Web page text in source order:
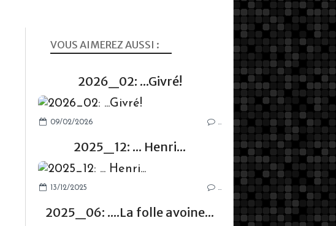
VOUS AIMEREZ AUSSI :
2026_02: ...Givré!
09/02/2026 …
2025_12: ... Henri...
13/12/2025 …
2025_06: ....La folle avoine...